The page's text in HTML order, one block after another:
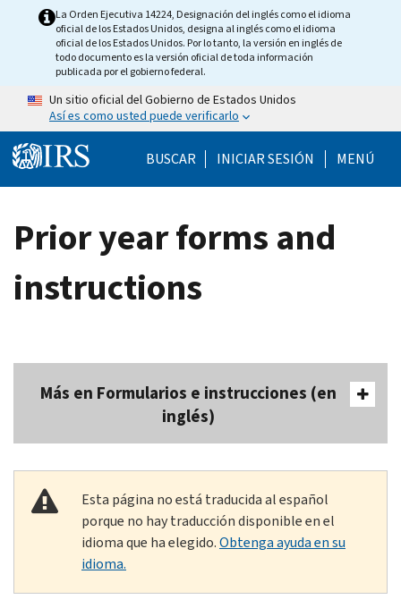
Skip to main content
La Orden Ejecutiva 14224, Designación del inglés como el idioma
oficial de los Estados Unidos, designa al inglés como el idioma
oficial de los Estados Unidos. Por lo tanto, la versión en inglés de
todo documento es la versión oficial de toda información
publicada por el gobierno federal.
Un sitio oficial del Gobierno de Estados Unidos
Así es como usted puede verificarlo
BUSCAR Help Menu Mobile
INICIAR SESIÓN MENÚ
Prior year forms and
instructions
Más en Formularios e instrucciones (en
inglés)
Esta página no está traducida al español
porque no hay traducción disponible en el
idioma que ha elegido.Obtenga ayuda en su
idioma.